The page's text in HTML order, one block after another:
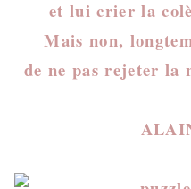
et lui crier la
Mais non,
de ne pas rejeter la